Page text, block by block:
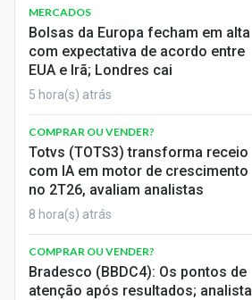
MERCADOS
Bolsas da Europa fecham em alta
com expectativa de acordo entre
EUA e Irã; Londres cai
5 hora(s) atrás
COMPRAR OU VENDER?
Totvs (TOTS3) transforma receio
com IA em motor de crescimento
no 2T26, avaliam analistas
8 hora(s) atrás
COMPRAR OU VENDER?
Bradesco (BBDC4): Os pontos de
atenção após resultados; analista